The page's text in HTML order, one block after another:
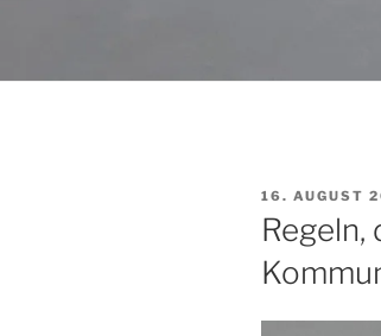
AM
16. AUGUST
Regeln,